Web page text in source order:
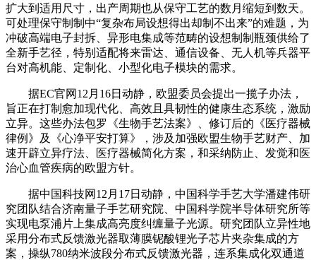
扩大到适用尺寸，出产周期也从保守工艺的数月缩短到数天。
可处理保守制制中“复杂布局设想得出却制不出来”的难题，为
冲破高端电子封拆、异形电集成等范畴的设想制制瓶颈供给了
全新手艺径，特别适配将来雷达、通信设备、无人机等兵器平
台对高机能、定制化、小型化电子模块的需求。
据EC官网12月16日动静，欧盟委员会提出一揽子办法，
旨正在打制愈加现代化、高效且具韧性的健康生态系统，激励
立异。这些办法包罗《生物手艺法案》、修订后的《医疗器械
律例》及《心净平安打算》，涉及加强欧盟生物手艺财产、加
速开辟立异疗法、医疗器械简化方案，和采纳防止、发觉和医
治心血管疾病的欧盟方针。
据中国科技网12月17日动静，中国科学手艺大学潘建伟研
究团队结合济南量子手艺研究院、中国科学院半导体研究所等
实现电泵浦片上集成高亮度纠缠量子光源。研究团队立异性地
采用分布式反馈激光器取薄膜铌酸锂光子芯片夹杂集成的方
案，操纵780纳米波段分布式反馈激光器，连系集成化双通道